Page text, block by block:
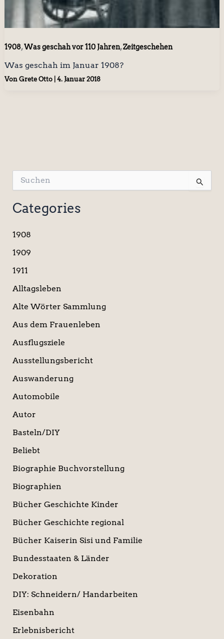
1908,Was geschah vor 110 Jahren,Zeitgeschehen
Was geschah im Januar 1908?
Von Grete Otto 4. Januar 2018
u
c
h
n
a
h
Categories
1908
1909
1911
Alltagsleben
Alte Wörter Sammlung
Aus dem Frauenleben
Ausflugsziele
Ausstellungsbericht
Auswanderung
Automobile
Autor
Basteln/DIY
Beliebt
Biographie Buchvorstellung
Biographien
Bücher Geschichte Kinder
Bücher Geschichte regional
Bücher Kaiserin Sisi und Familie
Bundesstaaten & Länder
Dekoration
DIY: Schneidern/ Handarbeiten
Eisenbahn
Erlebnisbericht